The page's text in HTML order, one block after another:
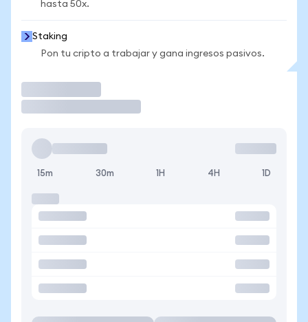
hasta 50x.
Staking
Pon tu cripto a trabajar y gana ingresos pasivos.
15m 30m 1H 4H 1D